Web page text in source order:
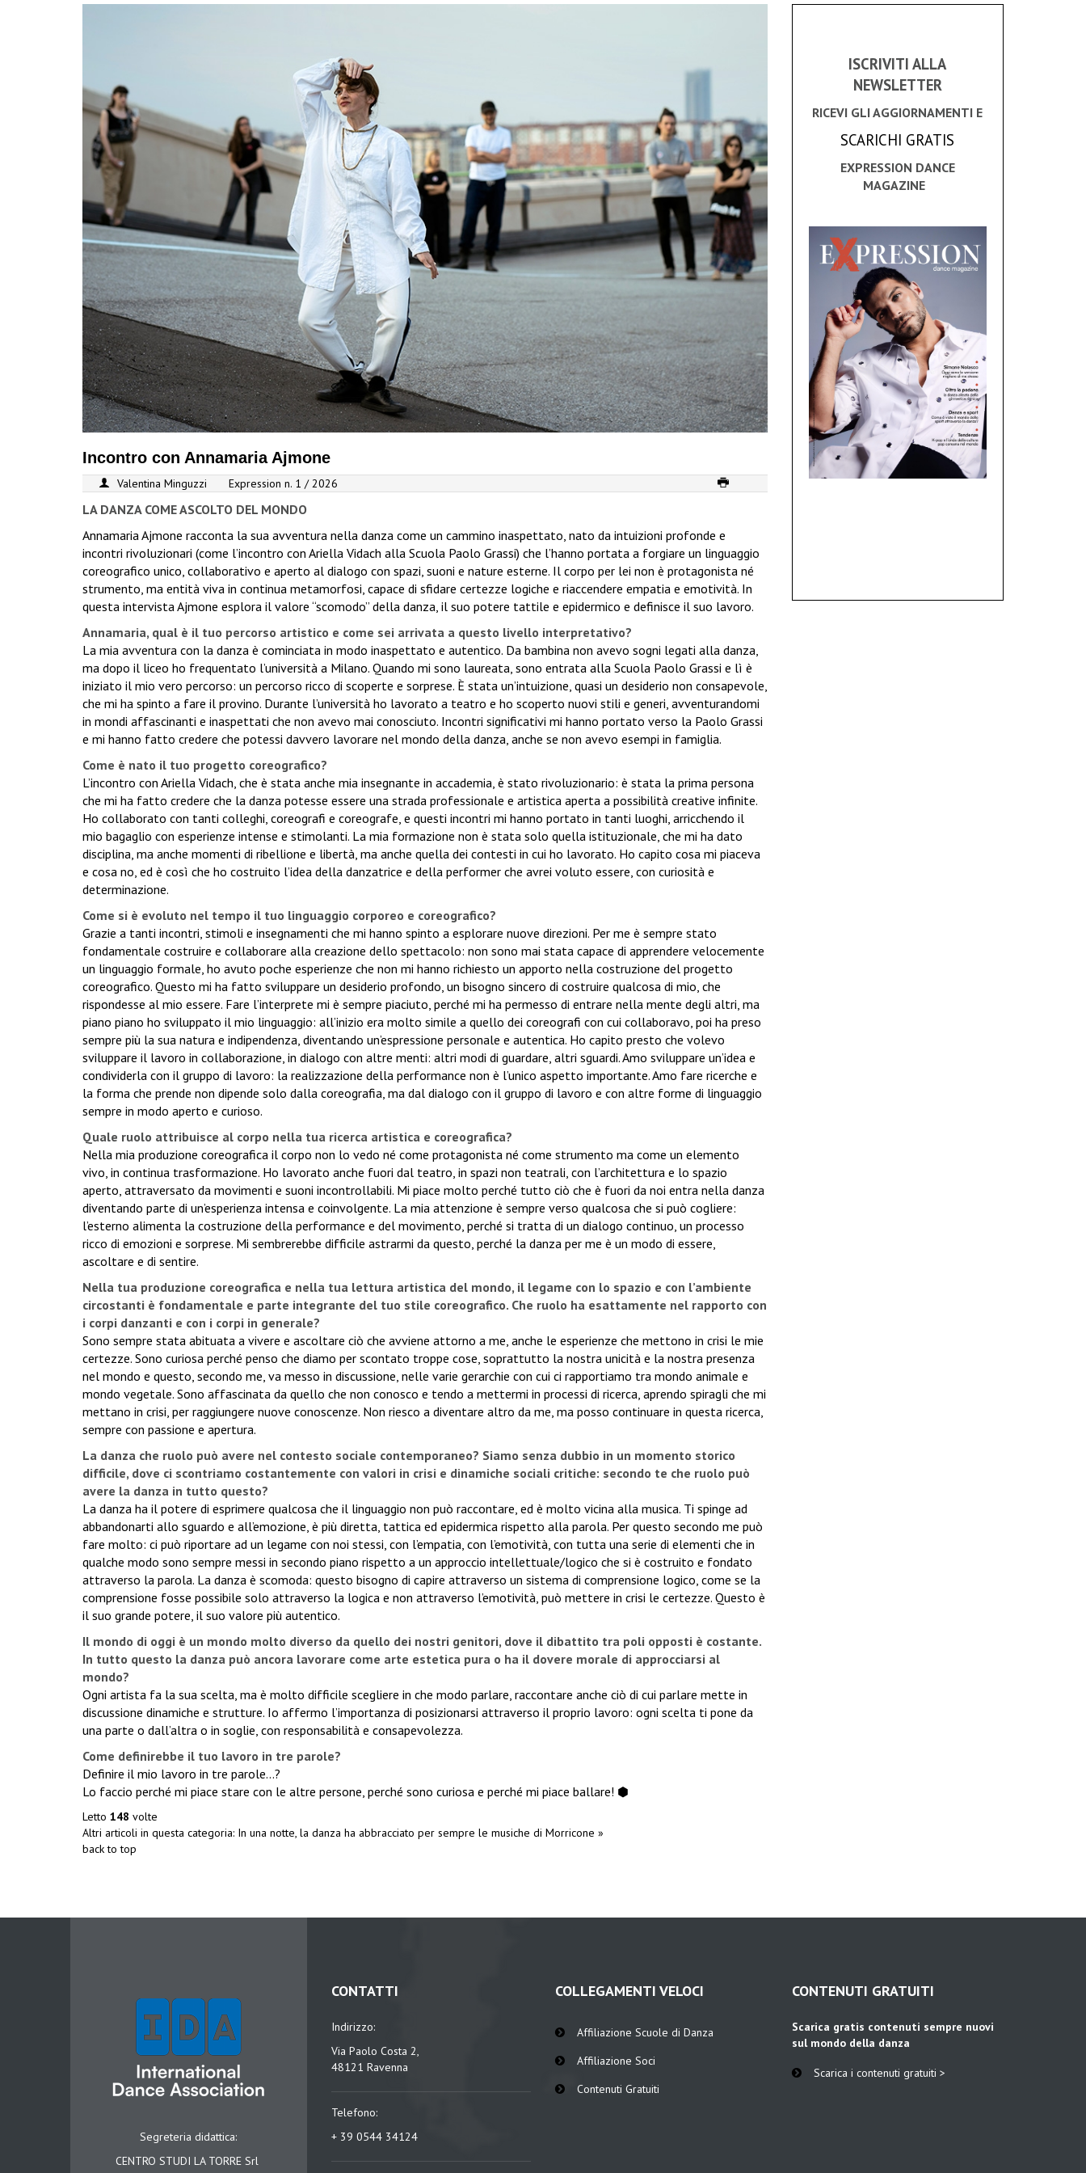
Incontro con Annamaria Ajmone
Valentina Minguzzi Expression n. 1 / 2026
LA DANZA COME ASCOLTO DEL MONDO
Annamaria Ajmone racconta la sua avventura nella danza come un cammino inaspettato, nato da intuizioni profonde e
incontri rivoluzionari (come l’incontro con Ariella Vidach alla Scuola Paolo Grassi) che l’hanno portata a forgiare un linguaggio
coreografico unico, collaborativo e aperto al dialogo con spazi, suoni e nature esterne. Il corpo per lei non è protagonista né
strumento, ma entità viva in continua metamorfosi, capace di sfidare certezze logiche e riaccendere empatia e emotività. In
questa intervista Ajmone esplora il valore “scomodo” della danza, il suo potere tattile e epidermico e definisce il suo lavoro.
Annamaria, qual è il tuo percorso artistico e come sei arrivata a questo livello interpretativo?
La mia avventura con la danza è cominciata in modo inaspettato e autentico. Da bambina non avevo sogni legati alla danza,
ma dopo il liceo ho frequentato l’università a Milano. Quando mi sono laureata, sono entrata alla Scuola Paolo Grassi e lì è
iniziato il mio vero percorso: un percorso ricco di scoperte e sorprese. È stata un’intuizione, quasi un desiderio non consapevole,
che mi ha spinto a fare il provino. Durante l’università ho lavorato a teatro e ho scoperto nuovi stili e generi, avventurandomi
in mondi affascinanti e inaspettati che non avevo mai conosciuto. Incontri significativi mi hanno portato verso la Paolo Grassi
e mi hanno fatto credere che potessi davvero lavorare nel mondo della danza, anche se non avevo esempi in famiglia.
Come è nato il tuo progetto coreografico?
L’incontro con Ariella Vidach, che è stata anche mia insegnante in accademia, è stato rivoluzionario: è stata la prima persona
che mi ha fatto credere che la danza potesse essere una strada professionale e artistica aperta a possibilità creative infinite.
Ho collaborato con tanti colleghi, coreografi e coreografe, e questi incontri mi hanno portato in tanti luoghi, arricchendo il
mio bagaglio con esperienze intense e stimolanti. La mia formazione non è stata solo quella istituzionale, che mi ha dato
disciplina, ma anche momenti di ribellione e libertà, ma anche quella dei contesti in cui ho lavorato. Ho capito cosa mi piaceva
e cosa no, ed è così che ho costruito l’idea della danzatrice e della performer che avrei voluto essere, con curiosità e
determinazione.
Come si è evoluto nel tempo il tuo linguaggio corporeo e coreografico?
Grazie a tanti incontri, stimoli e insegnamenti che mi hanno spinto a esplorare nuove direzioni. Per me è sempre stato
fondamentale costruire e collaborare alla creazione dello spettacolo: non sono mai stata capace di apprendere velocemente
un linguaggio formale, ho avuto poche esperienze che non mi hanno richiesto un apporto nella costruzione del progetto
coreografico. Questo mi ha fatto sviluppare un desiderio profondo, un bisogno sincero di costruire qualcosa di mio, che
rispondesse al mio essere. Fare l’interprete mi è sempre piaciuto, perché mi ha permesso di entrare nella mente degli altri, ma
piano piano ho sviluppato il mio linguaggio: all’inizio era molto simile a quello dei coreografi con cui collaboravo, poi ha preso
sempre più la sua natura e indipendenza, diventando un’espressione personale e autentica. Ho capito presto che volevo
sviluppare il lavoro in collaborazione, in dialogo con altre menti: altri modi di guardare, altri sguardi. Amo sviluppare un’idea e
condividerla con il gruppo di lavoro: la realizzazione della performance non è l’unico aspetto importante. Amo fare ricerche e
la forma che prende non dipende solo dalla coreografia, ma dal dialogo con il gruppo di lavoro e con altre forme di linguaggio
sempre in modo aperto e curioso.
Quale ruolo attribuisce al corpo nella tua ricerca artistica e coreografica?
Nella mia produzione coreografica il corpo non lo vedo né come protagonista né come strumento ma come un elemento
vivo, in continua trasformazione. Ho lavorato anche fuori dal teatro, in spazi non teatrali, con l’architettura e lo spazio
aperto, attraversato da movimenti e suoni incontrollabili. Mi piace molto perché tutto ciò che è fuori da noi entra nella danza
diventando parte di un’esperienza intensa e coinvolgente. La mia attenzione è sempre verso qualcosa che si può cogliere:
l’esterno alimenta la costruzione della performance e del movimento, perché si tratta di un dialogo continuo, un processo
ricco di emozioni e sorprese. Mi sembrerebbe difficile astrarmi da questo, perché la danza per me è un modo di essere,
ascoltare e di sentire.
Nella tua produzione coreografica e nella tua lettura artistica del mondo, il legame con lo spazio e con l’ambiente
circostanti è fondamentale e parte integrante del tuo stile coreografico. Che ruolo ha esattamente nel rapporto con
i corpi danzanti e con i corpi in generale?
Sono sempre stata abituata a vivere e ascoltare ciò che avviene attorno a me, anche le esperienze che mettono in crisi le mie
certezze. Sono curiosa perché penso che diamo per scontato troppe cose, soprattutto la nostra unicità e la nostra presenza
nel mondo e questo, secondo me, va messo in discussione, nelle varie gerarchie con cui ci rapportiamo tra mondo animale e
mondo vegetale. Sono affascinata da quello che non conosco e tendo a mettermi in processi di ricerca, aprendo spiragli che mi
mettano in crisi, per raggiungere nuove conoscenze. Non riesco a diventare altro da me, ma posso continuare in questa ricerca,
sempre con passione e apertura.
La danza che ruolo può avere nel contesto sociale contemporaneo? Siamo senza dubbio in un momento storico
difficile, dove ci scontriamo costantemente con valori in crisi e dinamiche sociali critiche: secondo te che ruolo può
avere la danza in tutto questo?
La danza ha il potere di esprimere qualcosa che il linguaggio non può raccontare, ed è molto vicina alla musica. Ti spinge ad
abbandonarti allo sguardo e all’emozione, è più diretta, tattica ed epidermica rispetto alla parola. Per questo secondo me può
fare molto: ci può riportare ad un legame con noi stessi, con l’empatia, con l’emotività, con tutta una serie di elementi che in
qualche modo sono sempre messi in secondo piano rispetto a un approccio intellettuale/logico che si è costruito e fondato
attraverso la parola. La danza è scomoda: questo bisogno di capire attraverso un sistema di comprensione logico, come se la
comprensione fosse possibile solo attraverso la logica e non attraverso l’emotività, può mettere in crisi le certezze. Questo è
il suo grande potere, il suo valore più autentico.
Il mondo di oggi è un mondo molto diverso da quello dei nostri genitori, dove il dibattito tra poli opposti è costante.
In tutto questo la danza può ancora lavorare come arte estetica pura o ha il dovere morale di approcciarsi al
mondo?
Ogni artista fa la sua scelta, ma è molto difficile scegliere in che modo parlare, raccontare anche ciò di cui parlare mette in
discussione dinamiche e strutture. Io affermo l’importanza di posizionarsi attraverso il proprio lavoro: ogni scelta ti pone da
una parte o dall’altra o in soglie, con responsabilità e consapevolezza.
Come definirebbe il tuo lavoro in tre parole?
Definire il mio lavoro in tre parole...?
Lo faccio perché mi piace stare con le altre persone, perché sono curiosa e perché mi piace ballare! ⬢
Letto 148 volte
Altri articoli in questa categoria: In una notte, la danza ha abbracciato per sempre le musiche di Morricone »
back to top
ISCRIVITI ALLA
NEWSLETTER
RICEVI GLI AGGIORNAMENTI E
SCARICHI GRATIS
EXPRESSION DANCE
MAGAZINE
Segreteria didattica:
CENTRO STUDI LA TORRE Srl
CONTATTI
Indirizzo:
Via Paolo Costa 2,
48121 Ravenna
Telefono:
+ 39 0544 34124
COLLEGAMENTI VELOCI
Affiliazione Scuole di Danza
Affiliazione Soci
Contenuti Gratuiti
CONTENUTI GRATUITI
Scarica gratis contenuti sempre nuovi
sul mondo della danza
Scarica i contenuti gratuiti >